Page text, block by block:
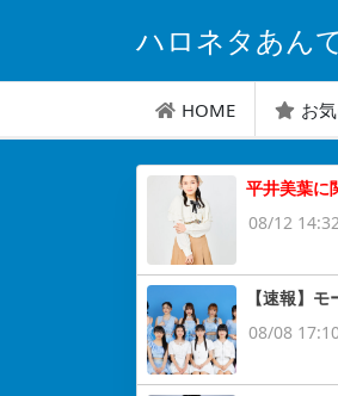
ハロネタあん
HOME お
平井美葉に
08/12
【速報】
08/08